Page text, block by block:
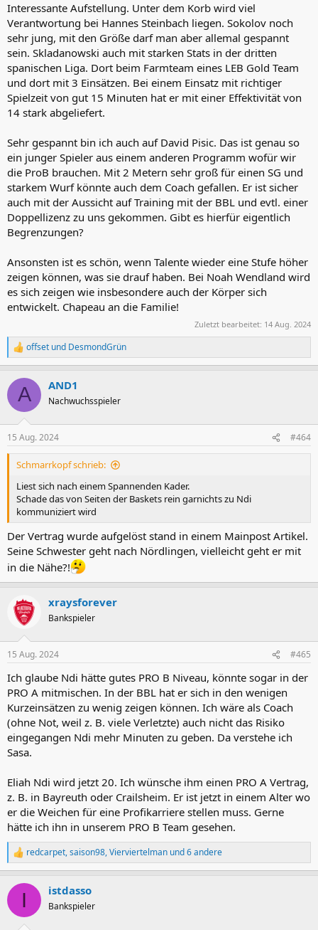
:
Interessante Aufstellung. Unter dem Korb wird viel
Verantwortung bei Hannes Steinbach liegen. Sokolov noch
sehr jung, mit den Größe darf man aber allemal gespannt
sein. Skladanowski auch mit starken Stats in der dritten
spanischen Liga. Dort beim Farmteam eines LEB Gold Team
und dort mit 3 Einsätzen. Bei einem Einsatz mit richtiger
Spielzeit von gut 15 Minuten hat er mit einer Effektivität von
14 stark abgeliefert.
Sehr gespannt bin ich auch auf David Pisic. Das ist genau so
ein junger Spieler aus einem anderen Programm wofür wir
die ProB brauchen. Mit 2 Metern sehr groß für einen SG und
starkem Wurf könnte auch dem Coach gefallen. Er ist sicher
auch mit der Aussicht auf Training mit der BBL und evtl. einer
Doppellizenz zu uns gekommen. Gibt es hierfür eigentlich
Begrenzungen?
Ansonsten ist es schön, wenn Talente wieder eine Stufe höher
zeigen können, was sie drauf haben. Bei Noah Wendland wird
es sich zeigen wie insbesondere auch der Körper sich
entwickelt. Chapeau an die Familie!
Zuletzt bearbeitet: 14 Aug. 2024
R
e
k
i
e
n
offset und DesmondGrün
A AND1
Nachwuchsspieler
15 Aug. 2024 #464
Schmarrkopf schrieb:
Liest sich nach einem Spannenden Kader.
Schade das von Seiten der Baskets rein garnichts zu Ndi
kommuniziert wird
Der Vertrag wurde aufgelöst stand in einem Mainpost Artikel.
Seine Schwester geht nach Nördlingen, vielleicht geht er mit
in die Nähe?!
xraysforever
Bankspieler
15 Aug. 2024 #465
Ich glaube Ndi hätte gutes PRO B Niveau, könnte sogar in der
PRO A mitmischen. In der BBL hat er sich in den wenigen
Kurzeinsätzen zu wenig zeigen können. Ich wäre als Coach
(ohne Not, weil z. B. viele Verletzte) auch nicht das Risiko
eingegangen Ndi mehr Minuten zu geben. Da verstehe ich
Sasa.
Eliah Ndi wird jetzt 20. Ich wünsche ihm einen PRO A Vertrag,
z. B. in Bayreuth oder Crailsheim. Er ist jetzt in einem Alter wo
er die Weichen für eine Profikarriere stellen muss. Gerne
hätte ich ihn in unserem PRO B Team gesehen.
R
e
k
i
redcarpet,saison98,Vierviertelman und 6 andere
I istdasso
Bankspieler